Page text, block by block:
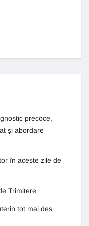
precoce,
și abordare
în aceste zile de
Trimitere
tot mai des